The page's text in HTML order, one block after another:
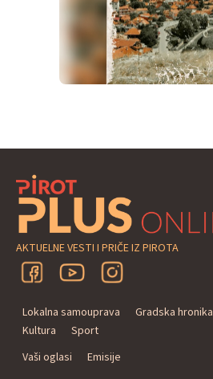
AKTUELNE VESTI I PRIČE IZ PIROTA
Lokalna samouprava Gradska hronika
Kultura
Sport
Vaši oglasi
Emisije